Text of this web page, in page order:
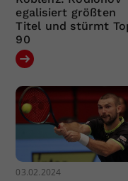
egalisiert größten
Titel und stürmt
90
03.02.2024